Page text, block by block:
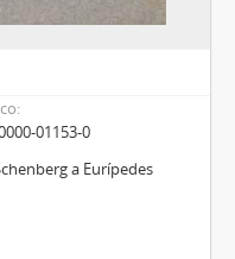
01153-0
a Eurípedes